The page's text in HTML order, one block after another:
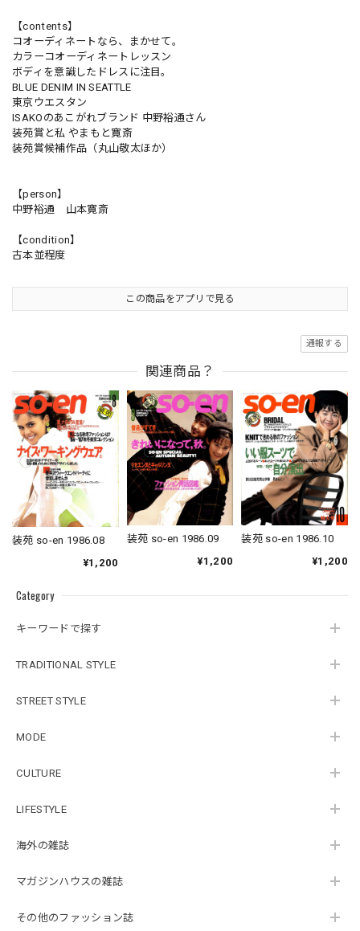
Category
キーワードで探す
TRADITIONAL STYLE
STREET STYLE
MODE
CULTURE
LIFESTYLE
海外の雑誌
マガジンハウスの雑誌
その他のファッション誌
【contents】
コオーディネートなら、まかせて。
カラーコオーディネートレッスン
ボディを意識したドレスに注目。
BLUE DENIM IN SEATTLE
東京ウエスタン
ISAKOのあこがれブランド 中野裕通さん
装苑賞と私 やまもと寛斎
装苑賞候補作品（丸山敬太ほか）
【person】
中野裕通 山本寛斎
【condition】
古本並程度
この商品をアプリで見る
通報する
関連商品？
装苑 so-en 1986.08
¥1,200
装苑 so-en 1986.09
¥1,200
装苑 so-en 1986.10
¥1,200